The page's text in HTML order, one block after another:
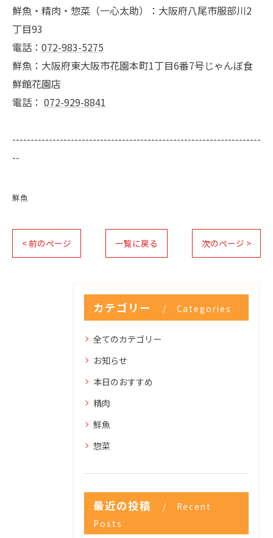
鮮魚・精肉・惣菜（一心太助）：大阪府八尾市服部川2
丁目93
電話： 072-983-5275
鮮魚：大阪府東大阪市花園本町1丁目6番7号じゃんぼ食
鮮館花園店
電話： 072-929-8841
--------------------------------------------------------------------
--
鮮魚
< 前のページ 一覧に戻る 次のページ >
カテゴリー Categories
全てのカテゴリー
お知らせ
本日のおすすめ
精肉
鮮魚
惣菜
最近の投稿
Recent
Posts